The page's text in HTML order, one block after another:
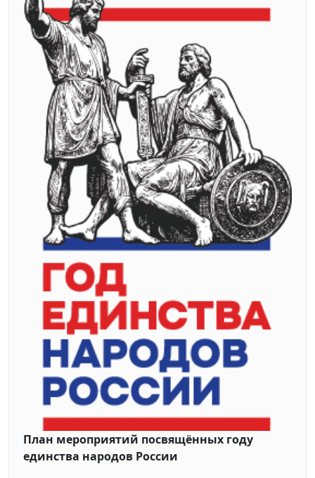
План мероприятий посвящённых году
единства народов России